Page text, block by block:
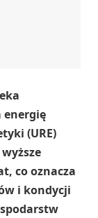
(URE)
co oznacza
i kondycji